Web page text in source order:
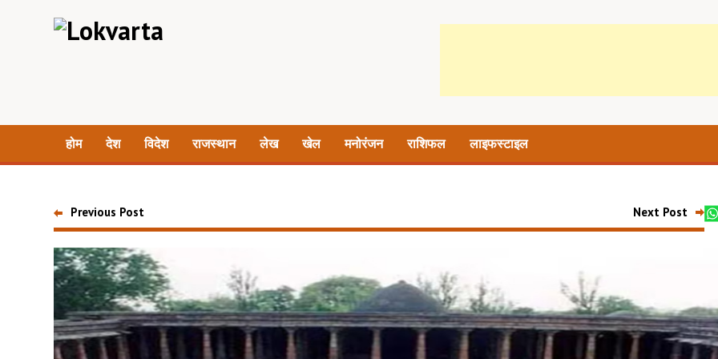
होम देश विदेश राजस्थान लेख खेल मनोरंजन राशिफल लाइफस्टाइल
Previous Post Next Post